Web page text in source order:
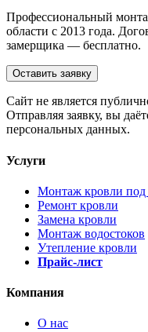
Профессиональный
области с 2013 года.
замерщика — бесплатно.
Оставить заявку
Cайт не является
Отправляя заявку, вы
персональных данных.
Услуги
Монтаж кровли
Ремонт кровли
Замена кровли
Монтаж водостоков
Утепление кровли
Прайс-лист
Компания
О нас